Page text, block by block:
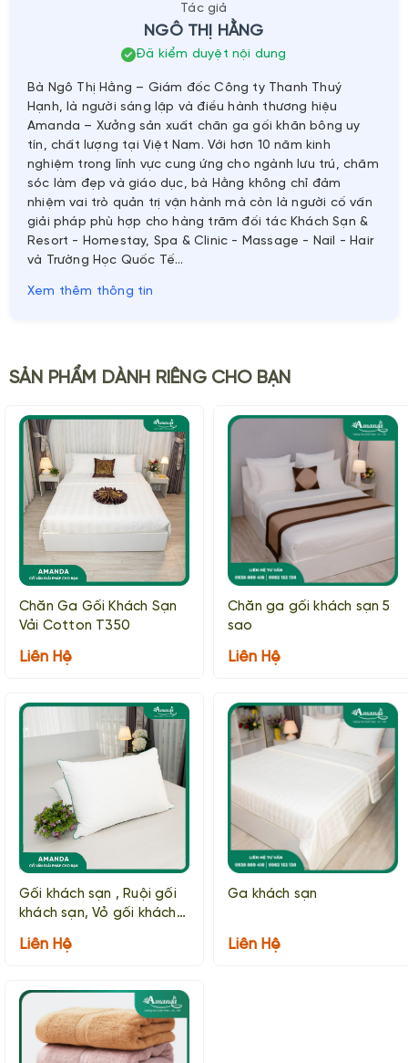
Tác giả
NGÔ THỊ HẰNG
Đã kiểm duyệt nội dung
Bà Ngô Thị Hằng – Giám đốc Công ty Thanh Thuý
Hạnh, là người sáng lập và điều hành thương hiệu
Amanda – Xưởng sản xuất chăn ga gối khăn bông uy
tín, chất lượng tại Việt Nam. Với hơn 10 năm kinh
nghiệm trong lĩnh vực cung ứng cho ngành lưu trú, chăm
sóc làm đẹp và giáo dục, bà Hằng không chỉ đảm
nhiệm vai trò quản trị vận hành mà còn là người cố vấn
giải pháp phù hợp cho hàng trăm đối tác Khách Sạn &
Resort - Homestay, Spa & Clinic - Massage - Nail - Hair
và Trường Học Quốc Tế…
Xem thêm thông tin
SẢN PHẨM DÀNH RIÊNG CHO BẠN
Chăn Ga Gối Khách Sạn
Vải Cotton T350
Liên Hệ
Chăn ga gối khách sạn 5
sao
Liên Hệ
Gối khách sạn , Ruội gối
khách sạn, Vỏ gối khách
Liên Hệ
Ga khách sạn
Liên Hệ